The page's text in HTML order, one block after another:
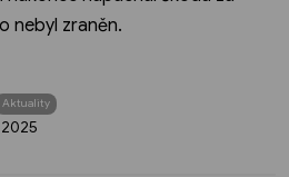
nebyl zraněn.
Aktuality
2025